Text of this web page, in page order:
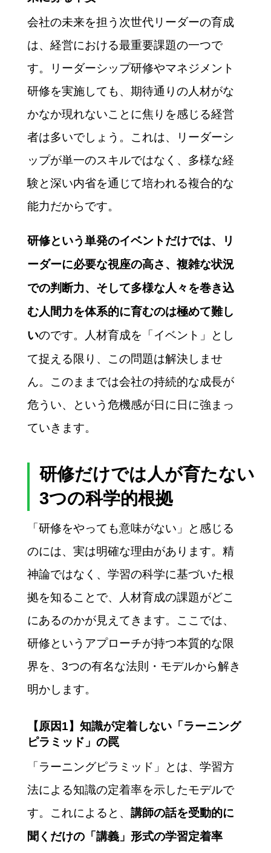
会社の未来を担う次世代リーダーの育成
は、経営における最重要課題の一つで
す。リーダーシップ研修やマネジメント
研修を実施しても、期待通りの人材がな
かなか現れないことに焦りを感じる経営
者は多いでしょう。これは、リーダーシ
ップが単一のスキルではなく、多様な経
験と深い内省を通じて培われる複合的な
能力だからです。
研修という単発のイベントだけでは、リ
ーダーに必要な視座の高さ、複雑な状況
での判断力、そして多様な人々を巻き込
む人間力を体系的に育むのは極めて難し
いのです。人材育成を「イベント」とし
て捉える限り、この問題は解決しませ
ん。このままでは会社の持続的な成長が
危うい、という危機感が日に日に強まっ
ていきます。
研修だけでは人が育たない
3つの科学的根拠
「研修をやっても意味がない」と感じる
のには、実は明確な理由があります。精
神論ではなく、学習の科学に基づいた根
拠を知ることで、人材育成の課題がどこ
にあるのかが見えてきます。ここでは、
研修というアプローチが持つ本質的な限
界を、3つの有名な法則・モデルから解き
明かします。
【原因1】知識が定着しない「ラーニング
ピラミッド」の罠
「ラーニングピラミッド」とは、学習方
法による知識の定着率を示したモデルで
す。これによると、 講師の話を受動的に
聞くだけの「講義」形式の学習定着率